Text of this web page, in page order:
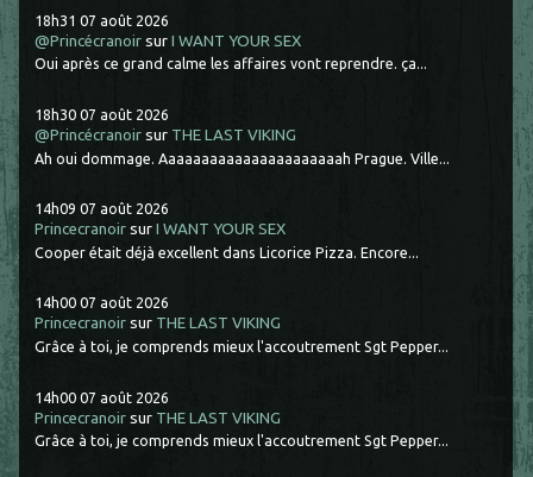
18h31 07 août 2026
@Princécranoir surI WANT YOUR SEX
Oui après ce grand calme les affaires vont reprendre. ça...
18h30 07 août 2026
@Princécranoir sur THE LAST VIKING
Ah oui dommage. Aaaaaaaaaaaaaaaaaaaaaah Prague. Ville...
14h09 07 août 2026
Princecranoir surI WANT YOUR SEX
Cooper était déjà excellent dans Licorice Pizza. Encore...
14h00 07 août 2026
Princecranoir sur THE LAST VIKING
Grâce à toi, je comprends mieux l'accoutrement Sgt Pepper...
14h00 07 août 2026
Princecranoir sur THE LAST VIKING
Grâce à toi, je comprends mieux l'accoutrement Sgt Pepper...